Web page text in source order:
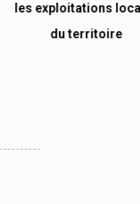
les exploitations
du territoire